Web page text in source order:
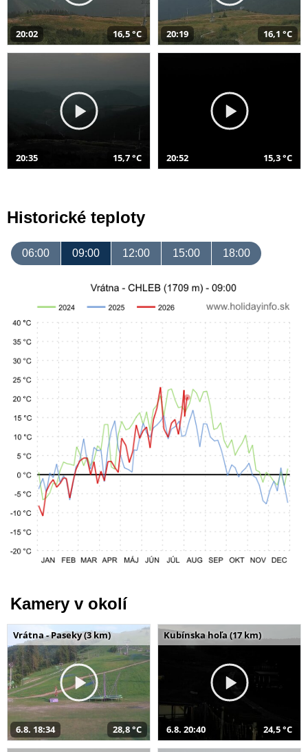
20:02 16,5 °C 20:19 16,1 °C
20:35 15,7 °C 20:52 15,3 °C
Historické teploty
06:00 09:00 12:00 15:00 18:00
Kamery v okolí
Vrátna - Paseky (3 km)
6.8. 18:34 28,8 °C
Kubínska hoľa (17 km)
6.8. 20:40 24,5 °C